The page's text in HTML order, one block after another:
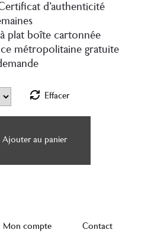
d’authenticité
plat boîte cartonnée
métropolitaine gratuite
Effacer
Ajouter au panier
Mon compte Contact